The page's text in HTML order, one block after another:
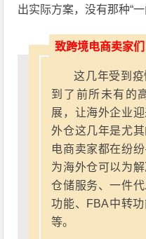
出实际方案，没有那种“
致跨境电商卖家们
这几年受到
到了前所未有的
展，让海外企业
外仓这几年是尤
电商卖家都在纷
为海外仓可以为
仓储服务、一件
功能、FBA中转
等。